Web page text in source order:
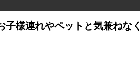
様連れやペットと気兼ねな